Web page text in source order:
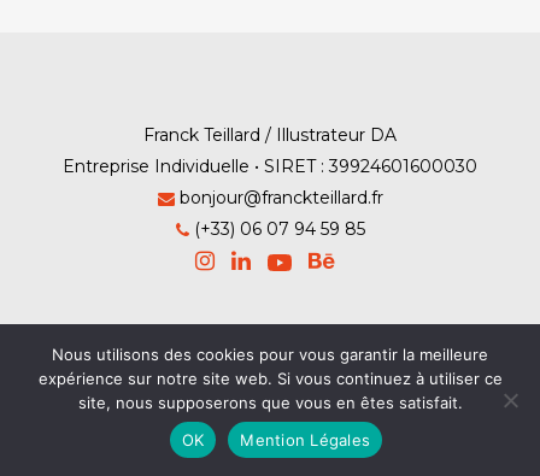
Franck Teillard / Illustrateur DA
Entreprise Individuelle • SIRET : 39924601600030
bonjour@franckteillard.fr
(+33) 06 07 94 59 85
Mention Légales-Contact
© Franck Teillard 2026
Nous utilisons des cookies pour vous garantir la meilleure
expérience sur notre site web. Si vous continuez à utiliser ce
site, nous supposerons que vous en êtes satisfait.
OK
Mention Légales